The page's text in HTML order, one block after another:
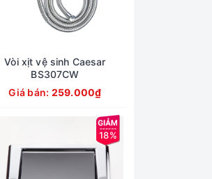
Vòi xịt vệ sinh Caesar
BS307CW
Giá bán: 259.000₫
18%